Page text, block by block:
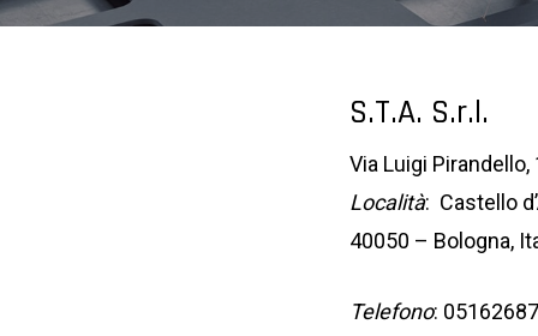
S.T.A. S.r.l.
Via Luigi Pirandello,
Località: Castello
40050 – Bologna,
Telefono: